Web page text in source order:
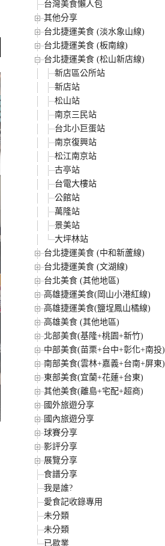
台灣美食懶人包
其他分享
台北捷運美食 (淡水象山線)
台北捷運美食 (板南線)
台北捷運美食 (松山新店線)
新店區公所站
新店站
松山站
南京三民站
台北小巨蛋站
南京復興站
松江南京站
古亭站
台電大樓站
公館站
萬隆站
景美站
大坪林站
台北捷運美食 (中和新蘆線)
台北捷運美食 (文湖線)
台北美食 (其他地區)
高雄捷運美食(岡山小港紅線)
高雄捷運美食(鹽埕鳳山橘線)
高雄美食 (其他地區)
北部美食(基隆+桃園+新竹)
中部美食(苗栗+台中+彰化+南投)
南部美食(雲林+嘉義+台南+屏東)
東部美食(宜蘭+花蓮+台東)
其他美食(離島+宅配+超商)
國外旅遊分享
國內旅遊分享
球賽分享
影評分享
展覽分享
食譜分享
我是誰?
愛食記收錄專用
未分類
未分類
已歇業